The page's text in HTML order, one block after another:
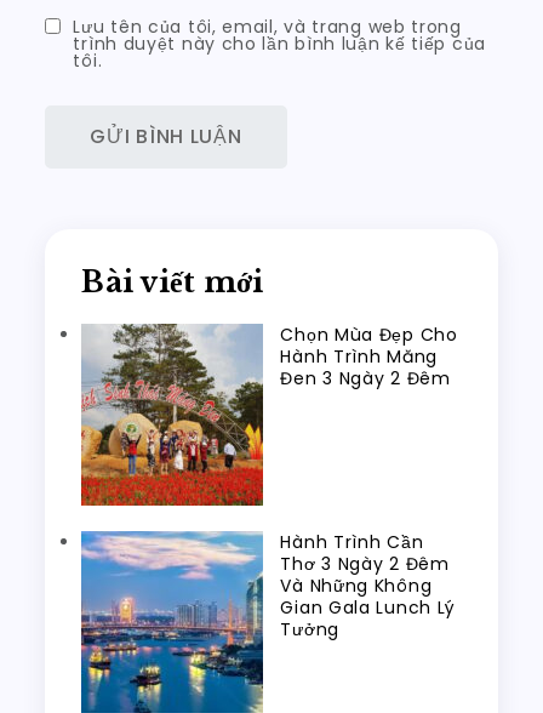
Lưu tên của tôi, email, và trang web trong
trình duyệt này cho lần bình luận kế tiếp của
tôi.
Bài viết mới
Chọn Mùa Đẹp Cho
Hành Trình Măng
Đen 3 Ngày 2 Đêm
Hành Trình Cần
Thơ 3 Ngày 2 Đêm
Và Những Không
Gian Gala Lunch Lý
Tưởng